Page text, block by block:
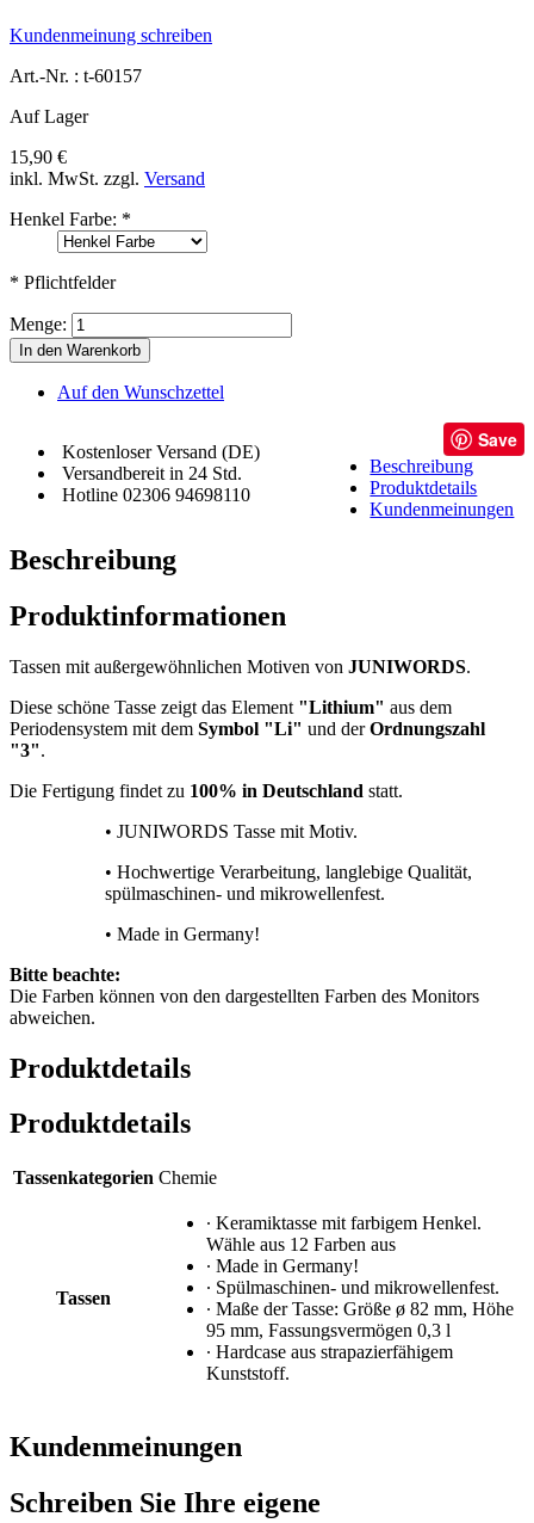
Kundenmeinung schreiben
Art.-Nr. : t-60157
Auf Lager
15,90 €
inkl. MwSt. zzgl. Versand
Henkel Farbe: *
* Pflichtfelder
Menge:
In den Warenkorb
Auf den Wunschzettel
Kostenloser Versand (DE)
Versandbereit in 24 Std.
Hotline 02306 94698110
Save
Beschreibung
Produktdetails
Kundenmeinungen
Beschreibung
Produktinformationen
Tassen mit außergewöhnlichen Motiven von JUNIWORDS.
Diese schöne Tasse zeigt das Element "Lithium" aus dem
Periodensystem mit dem Symbol "Li" und derOrdnungszahl
"3".
Die Fertigung findet zu 100% in Deutschland statt.
• JUNIWORDS Tasse mit Motiv.
• Hochwertige Verarbeitung, langlebige Qualität,
spülmaschinen- und mikrowellenfest.
• Made in Germany!
Bitte beachte:
Die Farben können von den dargestellten Farben des Monitors
abweichen.
Produktdetails
Produktdetails
Tassenkategorien Chemie
Tassen
∙ Keramiktasse mit farbigem Henkel.
Wähle aus 12 Farben aus
∙ Made in Germany!
∙ Spülmaschinen- und mikrowellenfest.
∙ Maße der Tasse: Größe ø 82 mm, Höhe
95 mm, Fassungsvermögen 0,3 l
∙ Hardcase aus strapazierfähigem
Kunststoff.
Kundenmeinungen
Schreiben Sie Ihre eigene